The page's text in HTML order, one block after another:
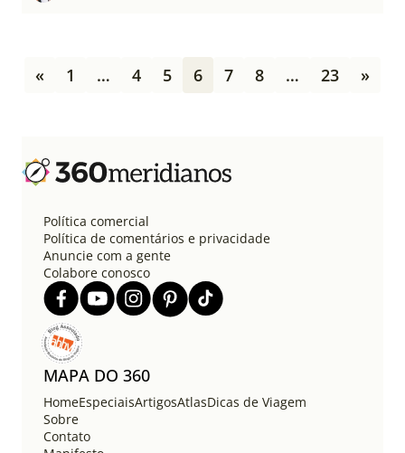
a
ç
« 1 … 4 5 6 7 8 … 23 »
Política comercial
Política de comentários e privacidade
Anuncie com a gente
Colabore conosco
MAPA DO 360
HomeEspeciaisArtigosAtlasDicas de Viagem
Sobre
Contato